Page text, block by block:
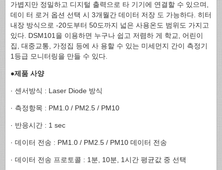
가볍지만 정밀하고 디지털 출력으로 타 기기에 연결할 수 있으며,
데이 터 로거 옵션 선택 시 3개월간 데이터 저장 도 가능하다. 히터
내장 방식으로 -20도부터 50도까지 넓은 사용온도 범위도 가지고
있다. DSM101을 이용하면 누구나 쉽고 저렴하 게 학교, 어린이
집, 대중교통, 가정집 등에 사 용할 수 있는 미세먼지 간이 측정기
1등급 모니터링을 만들 수 있다.
●제품 사양
· 센서방식 : Laser Diode 방식
· 측정항목 : PM1.0 / PM2.5 / PM10
· 반응시간 : 1 sec
· 데이터 전송 : PM1.0 / PM2.5 / PM10 데이터 전송
· 데이터 전송 프로토콜 : 1분, 10분, 1시간 평균값 중 선택